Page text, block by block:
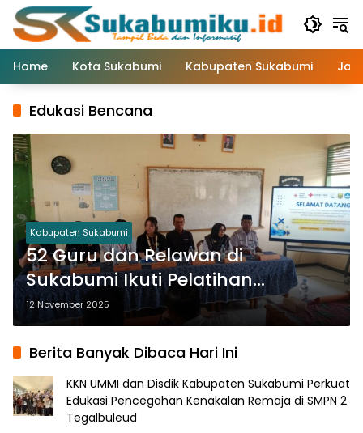
Langsung
konten
Home
Kota Sukabumi Kabupaten Sukabumi
Edukasi Bencana
Kabupaten Sukabumi
52 Guru dan Relawan di
Sukabumi Ikuti Pelatihan
Bersama Palang Merah Jepang
12 November 2025
Berita Banyak Dibaca Hari Ini
KKN UMMI dan Disdik Kabupaten Sukabumi Perkuat
Edukasi Pencegahan Kenakalan Remaja di SMPN 2
Tegalbuleud